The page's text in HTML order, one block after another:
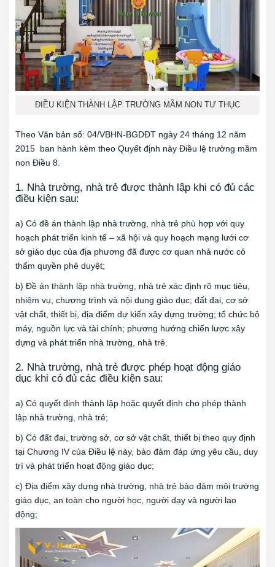
ĐIỀU KIỆN THÀNH LẬP TRƯỜNG MẦM NON TƯ THỤC
Theo Văn bản số: 04/VBHN-BGDĐT ngày 24 tháng 12 năm
2015 ban hành kèm theo Quyết định này Điều lệ trường mầm
non Điều 8.
1. Nhà trường, nhà trẻ được thành lập khi có đủ các
điều kiện sau:
a) Có đề án thành lập nhà trường, nhà trẻ phù hợp với quy
hoạch phát triển kinh tế – xã hội và quy hoạch mạng lưới cơ
sở giáo dục của địa phương đã được cơ quan nhà nước có
thẩm quyền phê duyệt;
b) Đề án thành lập nhà trường, nhà trẻ xác định rõ mục tiêu,
nhiệm vụ, chương trình và nội dung giáo dục; đất đai, cơ sở
vật chất, thiết bị, địa điểm dự kiến xây dựng trường; tổ chức bộ
máy, nguồn lực và tài chính; phương hướng chiến lược xây
dựng và phát triển nhà trường, nhà trẻ.
2. Nhà trường, nhà trẻ được phép hoạt động giáo
dục khi có đủ các điều kiện sau:
a) Có quyết định thành lập hoặc quyết định cho phép thành
lập nhà trường, nhà trẻ;
b) Có đất đai, trường sở, cơ sở vật chất, thiết bị theo quy định
tại Chương IV của Điều lệ này, bảo đảm đáp ứng yêu cầu, duy
trì và phát triển hoạt động giáo dục;
c) Địa điểm xây dựng nhà trường, nhà trẻ bảo đảm môi trường
giáo dục, an toàn cho người học, người dạy và người lao
động;